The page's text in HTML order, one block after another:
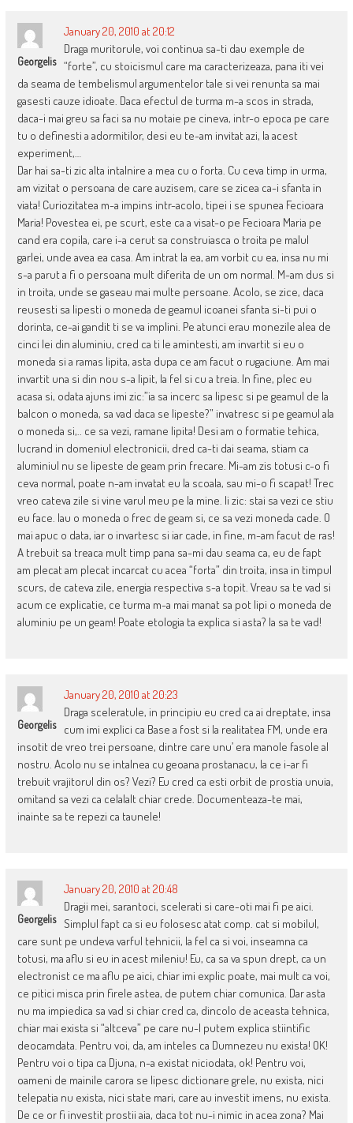
Georgelis
January 20, 2010 at 20:12
Draga muritorule, voi continua sa-ti dau exemple de
“forte”, cu stoicismul care ma caracterizeaza, pana iti vei
da seama de tembelismul argumentelor tale si vei renunta sa mai
gasesti cauze idioate. Daca efectul de turma m-a scos in strada,
daca-i mai greu sa faci sa nu motaie pe cineva, intr-o epoca pe care
tu o definesti a adormitilor, desi eu te-am invitat azi, la acest
experiment,…
Dar hai sa-ti zic alta intalnire a mea cu o forta. Cu ceva timp in urma,
am vizitat o persoana de care auzisem, care se zicea ca-i sfanta in
viata! Curiozitatea m-a impins intr-acolo, tipei i se spunea Fecioara
Maria! Povestea ei, pe scurt, este ca a visat-o pe Fecioara Maria pe
cand era copila, care i-a cerut sa construiasca o troita pe malul
garlei, unde avea ea casa. Am intrat la ea, am vorbit cu ea, insa nu mi
s-a parut a fi o persoana mult diferita de un om normal. M-am dus si
in troita, unde se gaseau mai multe persoane. Acolo, se zice, daca
reusesti sa lipesti o moneda de geamul icoanei sfanta si-ti pui o
dorinta, ce-ai gandit ti se va implini. Pe atunci erau monezile alea de
cinci lei din aluminiu, cred ca ti le amintesti, am invartit si eu o
moneda si a ramas lipita, asta dupa ce am facut o rugaciune. Am mai
invartit una si din nou s-a lipit, la fel si cu a treia. In fine, plec eu
acasa si, odata ajuns imi zic:”ia sa incerc sa lipesc si pe geamul de la
balcon o moneda, sa vad daca se lipeste?” invatresc si pe geamul ala
o moneda si,.. ce sa vezi, ramane lipita! Desi am o formatie tehica,
lucrand in domeniul electronicii, dred ca-ti dai seama, stiam ca
aluminiul nu se lipeste de geam prin frecare. Mi-am zis totusi c-o fi
ceva normal, poate n-am invatat eu la scoala, sau mi-o fi scapat! Trec
vreo cateva zile si vine varul meu pe la mine. Ii zic: stai sa vezi ce stiu
eu face. Iau o moneda o frec de geam si, ce sa vezi moneda cade. O
mai apuc o data, iar o invartesc si iar cade, in fine, m-am facut de ras!
A trebuit sa treaca mult timp pana sa-mi dau seama ca, eu de fapt
am plecat am plecat incarcat cu acea “forta” din troita, insa in timpul
scurs, de cateva zile, energia respectiva s-a topit. Vreau sa te vad si
acum ce explicatie, ce turma m-a mai manat sa pot lipi o moneda de
aluminiu pe un geam! Poate etologia ta explica si asta? Ia sa te vad!
Georgelis
January 20, 2010 at 20:23
Draga sceleratule, in principiu eu cred ca ai dreptate, insa
cum imi explici ca Base a fost si la realitatea FM, unde era
insotit de vreo trei persoane, dintre care unu’ era manole fasole al
nostru. Acolo nu se intalnea cu geoana prostanacu, la ce i-ar fi
trebuit vrajitorul din os? Vezi? Eu cred ca esti orbit de prostia unuia,
omitand sa vezi ca celalalt chiar crede. Documenteaza-te mai,
inainte sa te repezi ca taunele!
Georgelis
January 20, 2010 at 20:48
Dragii mei, sarantoci, scelerati si care-oti mai fi pe aici.
Simplul fapt ca si eu folosesc atat comp. cat si mobilul,
care sunt pe undeva varful tehnicii, la fel ca si voi, inseamna ca
totusi, ma aflu si eu in acest mileniu! Eu, ca sa va spun drept, ca un
electronist ce ma aflu pe aici, chiar imi explic poate, mai mult ca voi,
ce pitici misca prin firele astea, de putem chiar comunica. Dar asta
nu ma impiedica sa vad si chiar cred ca, dincolo de aceasta tehnica,
chiar mai exista si “altceva” pe care nu-l putem explica stiintific
deocamdata. Pentru voi, da, am inteles ca Dumnezeu nu exista! OK!
Pentru voi o tipa ca Djuna, n-a existat niciodata, ok! Pentru voi,
oameni de mainile carora se lipesc dictionare grele, nu exista, nici
telepatia nu exista, nici state mari, care au investit imens, nu exista.
De ce or fi investit prostii aia, daca tot nu-i nimic in acea zona? Mai